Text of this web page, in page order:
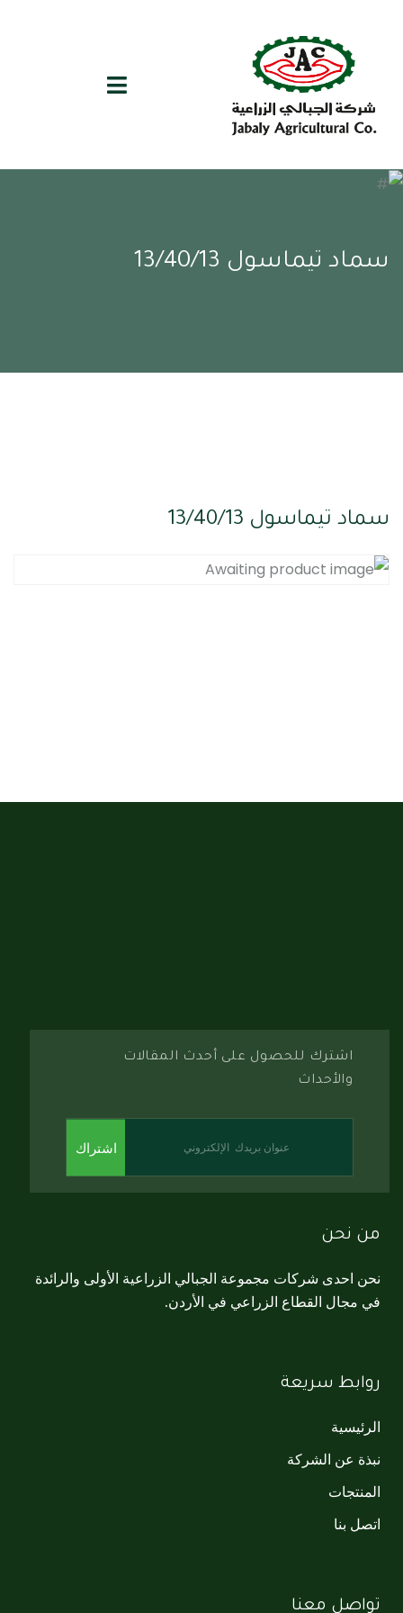
سماد تيماسول 13/40/13
سماد تيماسول 13/40/13
اشترك للحصول على أحدث المقالات
والأحداث
اشتراك
من نحن
نحن احدى شركات مجموعة الجبالي الزراعية الأولى والرائدة
في مجال القطاع الزراعي في الأردن.
روابط سريعة
الرئيسية
نبذة عن الشركة
المنتجات
اتصل بنا
تواصل معنا